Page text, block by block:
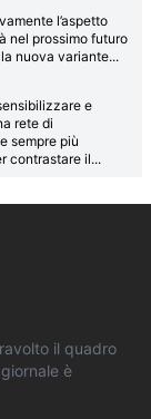
l’aspetto
nel prossimo futuro
nuova variante...
e
rete di
sempre più
contrastare il...
il quadro
è